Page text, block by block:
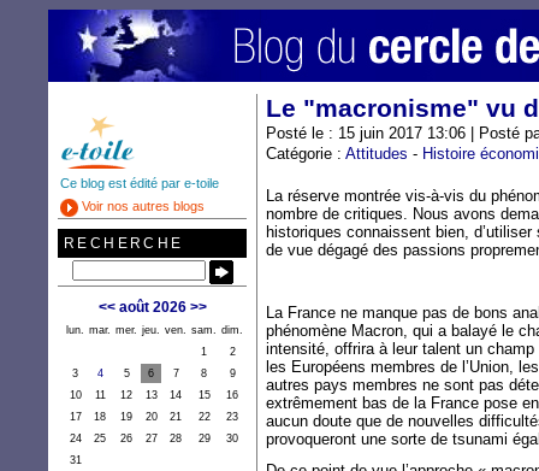
Le "macronisme" vu
Posté le : 15 juin 2017 13:06 | Posté
Catégorie : Attitudes - Histoire
La réserve montrée vis-à-vis du
nombre de critiques. Nous avons
historiques connaissent bien,
de vue dégagé des passions
La France ne manque pas de bons
phénomène Macron, qui a balayé le
intensité, offrira à leur talent un
les Européens membres de l’Union,
autres pays membres ne sont pas
extrêmement bas de la France pose
aucun doute que de nouvelles
provoqueront une sorte de tsunami
Ce blog est édité par e-toile
Voir nos autres blogs
RECHERCHE
<< août 2026 >>
lun. mar. mer. jeu. ven. sam.
dim.
1
2
3
4 5 6 7 8
9
10
11 12 13 14 15
16
17
18 19 20 21 22
23
24
25 26 27 28 29
30
31